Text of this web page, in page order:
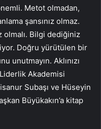
Metot olmadan,
şansınız olmaz.
olmalı. Bilgi dediğiniz
Doğru yürütülen bir
unutmayın. Aklınızı
Akademisi
Subaşı ve Hüseyin
Büyükakın’a kitap